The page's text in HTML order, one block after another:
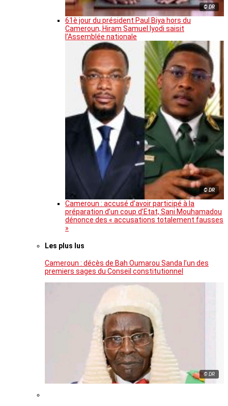
© DR
61è jour du président Paul Biya hors du
Cameroun, Hiram Samuel Iyodi saisit
l’Assemblée nationale
© DR
Cameroun : accusé d’avoir participé à la
préparation d’un coup d’Etat, Sani Mouhamadou
dénonce des « accusations totalement fausses
»
Les plus lus
Cameroun : décès de Bah Oumarou Sanda l’un des
premiers sages du Conseil constitutionnel
© DR